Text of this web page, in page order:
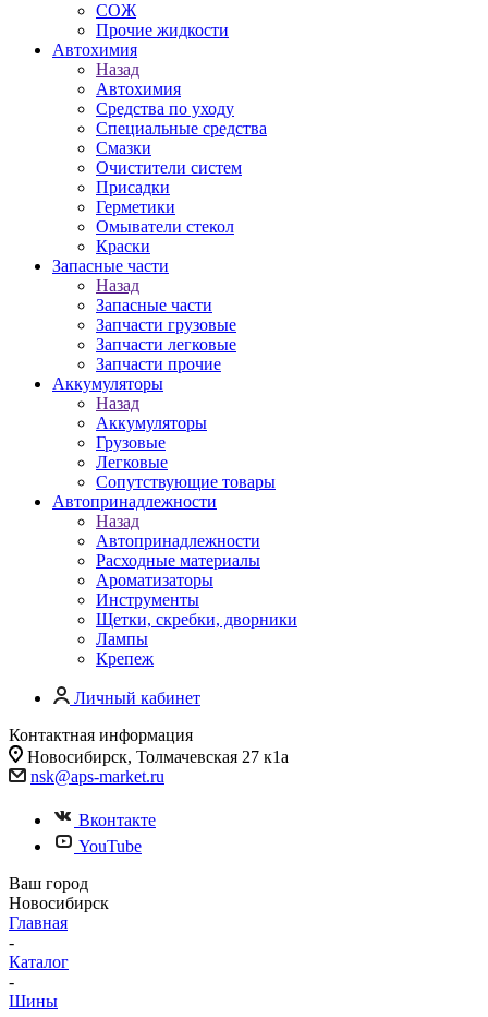
СОЖ
Прочие жидкости
Автохимия
Назад
Автохимия
Средства по уходу
Специальные средства
Смазки
Очистители систем
Присадки
Герметики
Омыватели стекол
Краски
Запасные части
Назад
Запасные части
Запчасти грузовые
Запчасти легковые
Запчасти прочие
Аккумуляторы
Назад
Аккумуляторы
Грузовые
Легковые
Сопутствующие товары
Автопринадлежности
Назад
Автопринадлежности
Расходные материалы
Ароматизаторы
Инструменты
Щетки, скребки, дворники
Лампы
Крепеж
Личный кабинет
Контактная информация
Новосибирск, Толмачевская 27 к1а
nsk@aps-market.ru
Вконтакте
YouTube
Ваш город
Новосибирск
Главная
-
Каталог
-
Шины